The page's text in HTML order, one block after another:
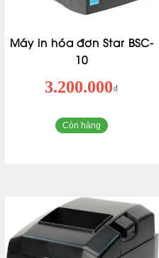
Máy in hóa đơn Star BSC-
10
3.200.000₫
Còn hàng